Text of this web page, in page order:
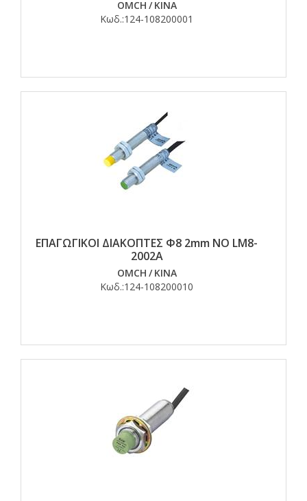
OMCH / ΚΙΝΑ
Κωδ.:124-108200001
ΕΠΑΓΩΓΙΚΟΙ ΔΙΑΚΟΠΤΕΣ Φ8 2mm NO LM8-
2002A
OMCH / ΚΙΝΑ
Κωδ.:124-108200010